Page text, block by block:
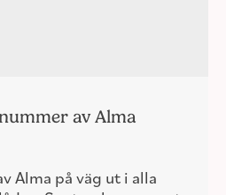
av Alma
Alma på väg ut i alla